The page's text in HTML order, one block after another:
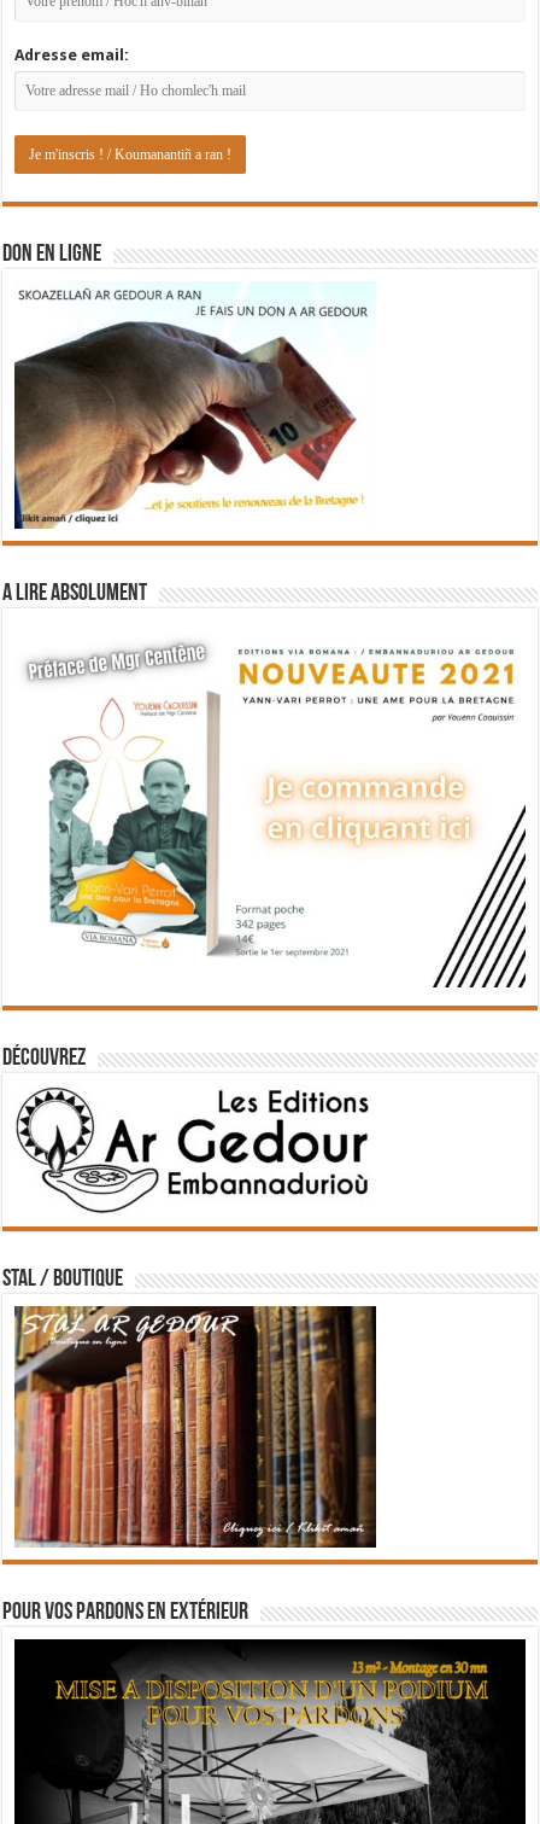
Adresse email:
DON EN LIGNE
A lire absolument
Découvrez
STAL / BOUTIQUE
Pour vos pardons en extérieur